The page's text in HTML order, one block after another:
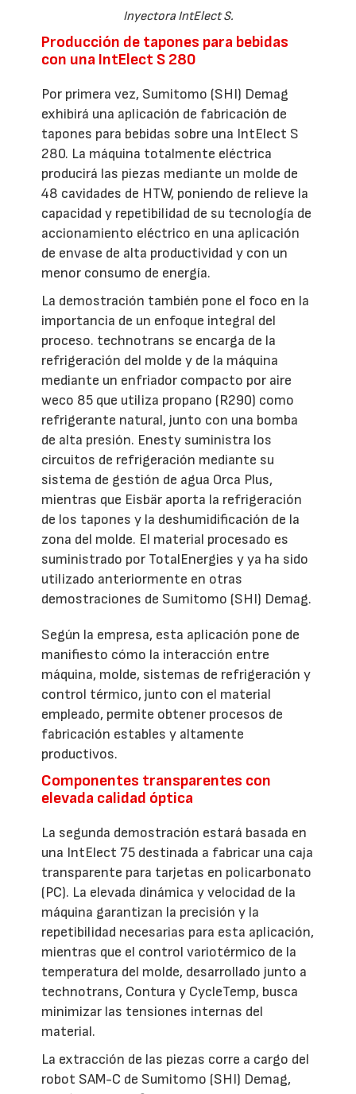
Inyectora IntElect S.
Producción de tapones para bebidas
con una IntElect S 280
Por primera vez, Sumitomo (SHI) Demag
exhibirá una aplicación de fabricación de
tapones para bebidas sobre una IntElect S
280. La máquina totalmente eléctrica
producirá las piezas mediante un molde de
48 cavidades de HTW, poniendo de relieve la
capacidad y repetibilidad de su tecnología de
accionamiento eléctrico en una aplicación
de envase de alta productividad y con un
menor consumo de energía.
La demostración también pone el foco en la
importancia de un enfoque integral del
proceso. technotrans se encarga de la
refrigeración del molde y de la máquina
mediante un enfriador compacto por aire
weco 85 que utiliza propano (R290) como
refrigerante natural, junto con una bomba
de alta presión. Enesty suministra los
circuitos de refrigeración mediante su
sistema de gestión de agua Orca Plus,
mientras que Eisbär aporta la refrigeración
de los tapones y la deshumidificación de la
zona del molde. El material procesado es
suministrado por TotalEnergies y ya ha sido
utilizado anteriormente en otras
demostraciones de Sumitomo (SHI) Demag.
Según la empresa, esta aplicación pone de
manifiesto cómo la interacción entre
máquina, molde, sistemas de refrigeración y
control térmico, junto con el material
empleado, permite obtener procesos de
fabricación estables y altamente
productivos.
Componentes transparentes con
elevada calidad óptica
La segunda demostración estará basada en
una IntElect 75 destinada a fabricar una caja
transparente para tarjetas en policarbonato
(PC). La elevada dinámica y velocidad de la
máquina garantizan la precisión y la
repetibilidad necesarias para esta aplicación,
mientras que el control variotérmico de la
temperatura del molde, desarrollado junto a
technotrans, Contura y CycleTemp, busca
minimizar las tensiones internas del
material.
La extracción de las piezas corre a cargo del
robot SAM-C de Sumitomo (SHI) Demag,